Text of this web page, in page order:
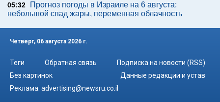
05:32
Прогноз погоды в Израиле на 6 августа:
небольшой спад жары, переменная облачность
Четверг, 06 августа 2026 г.
Теги Обратная связь
Подписка на новости (RSS)
Без картинок
Данные редакции и устав
Реклама: advertising@newsru.co.il